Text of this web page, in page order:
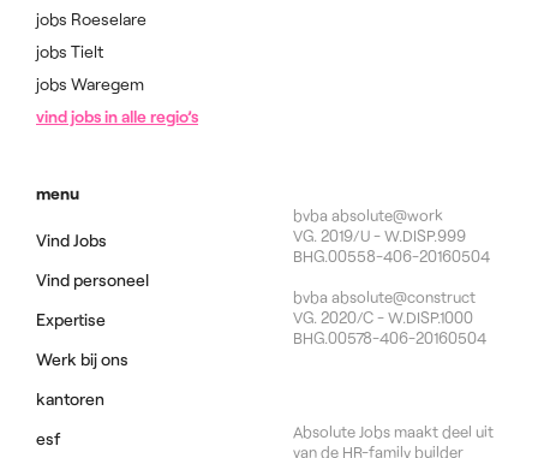
menu
Vind Jobs
Vind personeel
Expertise
Werk bij ons
kantoren
esf
jobs Roeselare
jobs Tielt
jobs Waregem
vind jobs in alle regio’s
Absolute Jobs maakt deel uit
van de HR-family builder
bvba absolute@work
VG. 2019/U - W.DISP.999
BHG.00558-406-20160504
bvba absolute@construct
VG. 2020/C - W.DISP.1000
BHG.00578-406-20160504